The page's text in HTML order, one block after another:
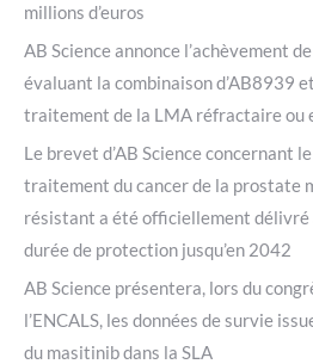
millions d’euros
AB Science annonce l’achèvement
évaluant la combinaison d’AB8939
traitement de la LMA réfractaire ou
Le brevet d’AB Science concernant
traitement du cancer de la prostate
résistant a été officiellement délivré
durée de protection jusqu’en 2042
AB Science présentera, lors du
l’ENCALS, les données de survie
du masitinib dans la SLA